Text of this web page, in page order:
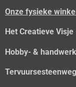
k
Onze fysieke
Het Creatieve Visje
Hobby- &